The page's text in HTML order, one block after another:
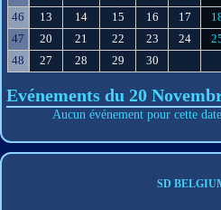
SD
46
13 14 15 16 17
47
20 21 22 23 24
48
27 28 29 30
Evénements du 20
Aucun événement pour cette date